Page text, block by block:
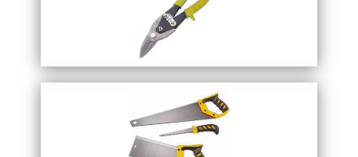
Запросить прайс
режущий инструмент
Перейти в каталог
Запросить прайс